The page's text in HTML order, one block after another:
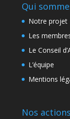
Qui
Notre projet
Les
Le Conseil
L’équipe
Mentions
Nos actions